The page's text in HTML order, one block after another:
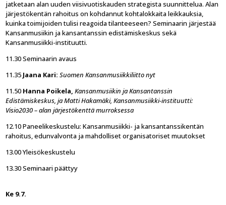
jatketaan alan uuden viisivuotiskauden strategista suunnittelua. Alan
järjestökentän rahoitus on kohdannut kohtalokkaita leikkauksia,
kuinka toimijoiden tulisi reagoida tilanteeseen? Seminaarin järjestää
Kansanmusiikin ja kansantanssin edistämiskeskus sekä
Kansanmusiikki-instituutti.
11.30 Seminaarin avaus
11.35 Jaana Kari: Suomen Kansanmusiikkiliitto nyt
11.50 Hanna Poikela, Kansanmusiikin ja Kansantanssin
Edistämiskeskus, ja Matti Hakamäki, Kansanmusiikki-instituutti:
Visio2030 – alan järjestökenttä murroksessa
12.10 Paneelikeskustelu: Kansanmusiikki- ja kansantanssikentän
rahoitus, edunvalvonta ja mahdolliset organisatoriset muutokset
13.00 Yleisökeskustelu
13.30 Seminaari päättyy
Ke 9.7.